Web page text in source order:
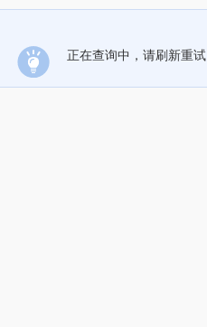
正在查询中，请刷新重试